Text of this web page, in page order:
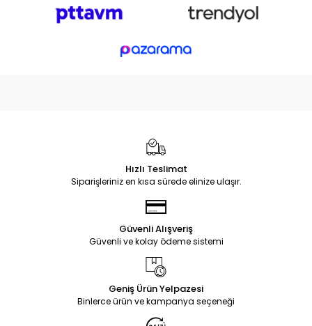
Hızlı Teslimat
Siparişleriniz en kısa sürede elinize ulaşır.
Güvenli Alışveriş
Güvenli ve kolay ödeme sistemi
Geniş Ürün Yelpazesi
Binlerce ürün ve kampanya seçeneği